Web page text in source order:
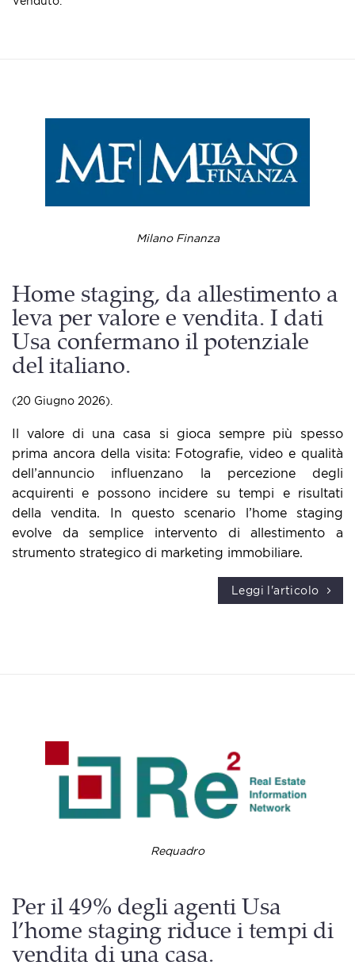
Milano Finanza
Home staging, da allestimento a
leva per valore e vendita. I dati
Usa confermano il potenziale
del italiano.
(20 Giugno 2026).
Il valore di una casa si gioca sempre più spesso
prima ancora della visita: Fotografie, video e qualità
dell’annuncio influenzano la percezione degli
acquirenti e possono incidere su tempi e risultati
della vendita. In questo scenario l’home staging
evolve da semplice intervento di allestimento a
strumento strategico di marketing immobiliare.
Leggi l'articolo
Requadro
Per il 49% degli agenti Usa
l’home staging riduce i tempi di
vendita di una casa.